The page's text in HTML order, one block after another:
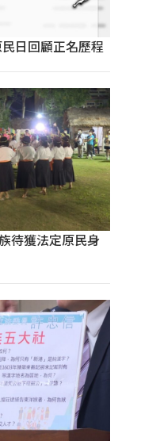
日回顧正名歷程
待獲法定原民身